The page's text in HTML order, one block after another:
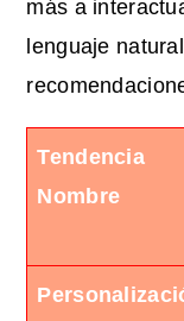
más a
lenguaje
Tendencia
Nombre